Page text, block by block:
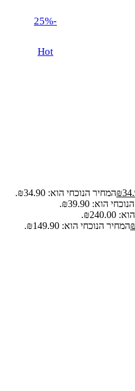
-25%
Hot
₪המחיר הנוכחי הוא: ₪34.90.
הוא: ₪39.90.
₪המחיר הנוכחי הוא: ₪149.90.